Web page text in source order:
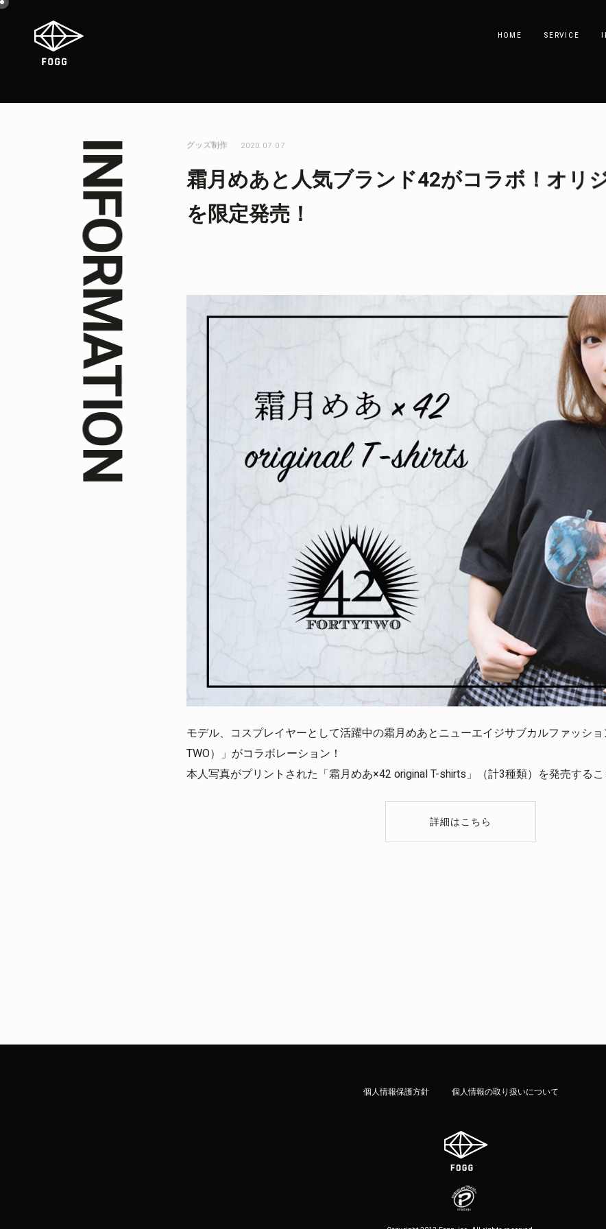
HOME SERVICE
INFORMATION グッズ制作 2020.07.07
霜月めあと人気ブランド42がコラボ！オリ
を限定発売！
モデル、コスプレイヤーとして活躍中の霜月めあとニューエイジサブカルファッショ
TWO）」がコラボレーション！
本人写真がプリントされた「霜月めあ×42 original T-shirts」（計3種類）を発売するこ
詳細はこちら
個人情報保護方針 個人情報の取り扱いについて